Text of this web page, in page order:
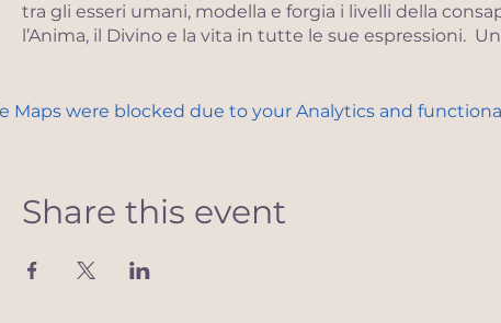
tra gli esseri umani, modella e forgia i livelli della
l’Anima, il Divino e la vita in tutte le sue espressioni.
vita d’ogni giorno. I Registri dunque costituiscono
https://www.akasharegistri.com/formazioneakasha
Maps were blocked due to your Analytics and
Share this event